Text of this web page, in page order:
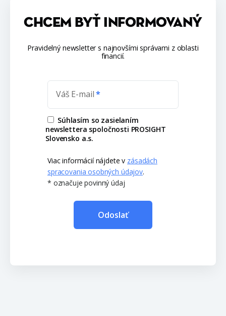
CHCEM BYŤ INFORMOVANÝ
Pravidelný newsletter s najnovšími správami z oblasti
financií.
Váš E-mail
Súhlasím so zasielaním
newslettera spoločnosti PROSIGHT
Slovensko a.s.
Viac informácií nájdete v zásadách
spracovania osobných údajov.
* označuje povinný údaj